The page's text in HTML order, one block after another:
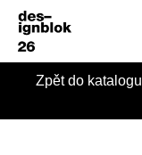
Zpět do katalogu